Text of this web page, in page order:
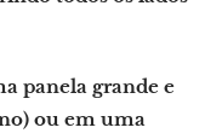
panela grande e
ou em uma